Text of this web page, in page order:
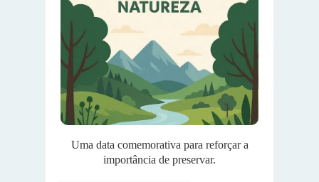
Uma data comemorativa para reforçar a
importância de preservar.